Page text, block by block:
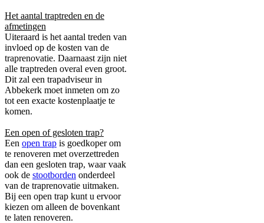
Het aantal traptreden en de
afmetingen
Uiteraard is het aantal treden van
invloed op de kosten van de
traprenovatie. Daarnaast zijn niet
alle traptreden overal even groot.
Dit zal een trapadviseur in
Abbekerk moet inmeten om zo
tot een exacte kostenplaatje te
komen.
Een open of gesloten trap?
Een open trap is goedkoper om
te renoveren met overzettreden
dan een gesloten trap, waar vaak
ook de stootborden onderdeel
van de traprenovatie uitmaken.
Bij een open trap kunt u ervoor
kiezen om alleen de bovenkant
te laten renoveren.